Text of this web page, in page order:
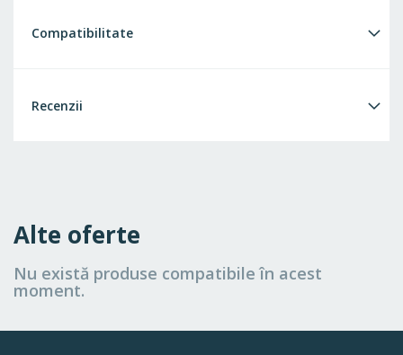
Compatibilitate
Recenzii
Alte oferte
Nu există produse compatibile în acest
moment.